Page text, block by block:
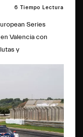
6 Tiempo Lectura
Series
Valencia con
y